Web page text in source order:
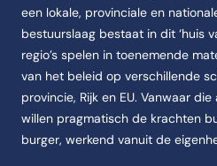
een lokale, provinciale en
bestuurslaag bestaat in dit ‘huis
regio’s spelen in toenemende
van het beleid op verschillende
provincie, Rijk en EU. Vanwaar
willen pragmatisch de krachten
burger, werkend vanuit de